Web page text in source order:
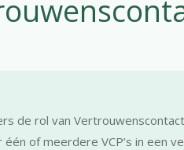
de rol van
of meerdere VCP’s in een